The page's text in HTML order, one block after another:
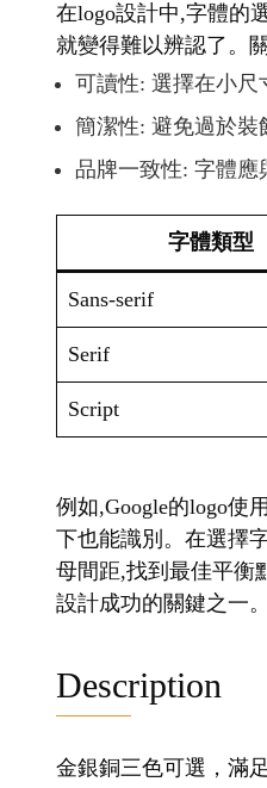
在logo設計中,字體的
就變得難以辨認了。
可讀性: 選擇在小尺
簡潔性: 避免過於裝
品牌一致性: 字體應
字體類型
Sans-serif
Serif
Script
例如,Google的logo使
下也能識別。在選擇
母間距,找到最佳平衡
設計成功的關鍵之一。
Description
金銀銅三色可選，滿